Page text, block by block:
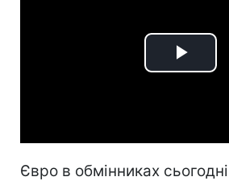
Play
Євро в обмінниках